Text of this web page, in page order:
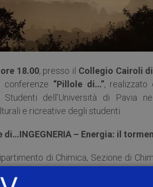
ore 18.00, presso il Collegio Cairoli
“Pillole di…”, realizzato
Studenti dell’Università di Pavia
e ricreative degli studenti.
di…INGEGNERIA – Energia: il
di Chimica, Sezione di